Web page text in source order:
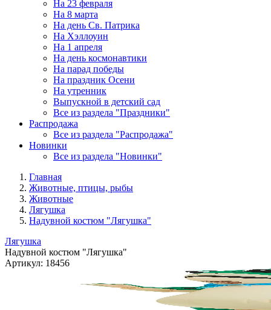
На 23 февраля
На 8 марта
На день Св. Патрика
На Хэллоуин
На 1 апреля
На день космонавтики
На парад победы
На праздник Осени
На утренник
Выпускной в детский сад
Все из раздела "Праздники"
Распродажа
Все из раздела "Распродажа"
Новинки
Все из раздела "Новинки"
Главная
Животные, птицы, рыбы
Животные
Лягушка
Надувной костюм "Лягушка"
Лягушка
Надувной костюм "Лягушка"
Артикул: 18456